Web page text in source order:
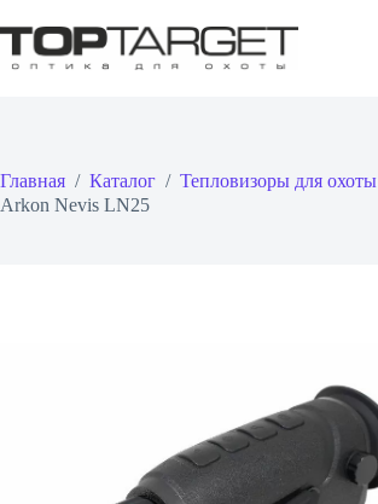
к
сути
Главная / Каталог / Тепловизоры для охоты
Arkon Nevis LN25